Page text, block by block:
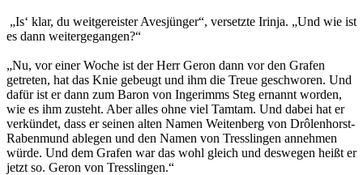
„Is‘ klar, du weitgereister Avesjünger“, versetzte Irinja. „Und wie ist
es dann weitergegangen?“
„Nu, vor einer Woche ist der Herr Geron dann vor den Grafen
getreten, hat das Knie gebeugt und ihm die Treue geschworen. Und
dafür ist er dann zum Baron von Ingerimms Steg ernannt worden,
wie es ihm zusteht. Aber alles ohne viel Tamtam. Und dabei hat er
verkündet, dass er seinen alten Namen Weitenberg von Drôlenhorst-
Rabenmund ablegen und den Namen von Tresslingen annehmen
würde. Und dem Grafen war das wohl gleich und deswegen heißt er
jetzt so. Geron von Tresslingen.“